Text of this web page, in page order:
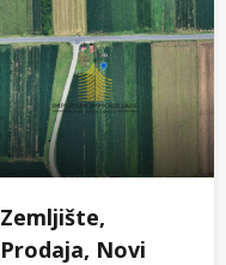
Zemljište,
Prodaja, Novi